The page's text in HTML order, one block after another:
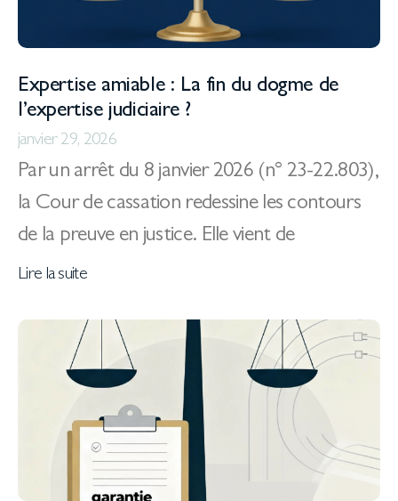
Expertise amiable : La fin du dogme de
l’expertise judiciaire ?
janvier 29, 2026
Par un arrêt du 8 janvier 2026 (n° 23-22.803),
la Cour de cassation redessine les contours
de la preuve en justice. Elle vient de
Lire la suite